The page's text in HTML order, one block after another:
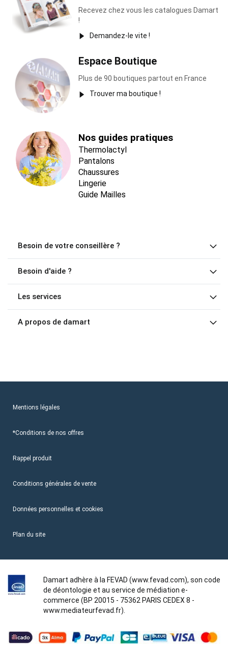
Recevez chez vous les catalogues Damart
!
Demandez-le vite !
Espace Boutique
Plus de 90 boutiques partout en France
Trouver ma boutique !
Nos guides pratiques
Thermolactyl
Pantalons
Chaussures
Lingerie
Guide Mailles
Besoin de votre conseillère ?
Besoin d'aide ?
Les services
A propos de damart
Mentions légales
*Conditions de nos offres
Rappel produit
Conditions générales de vente
Données personnelles et cookies
Plan du site
Damart adhère à la FEVAD (www.fevad.com), son code
de déontologie et au service de médiation e-
commerce (BP 20015 - 75362 PARIS CEDEX 8 -
www.mediateurfevad.fr).